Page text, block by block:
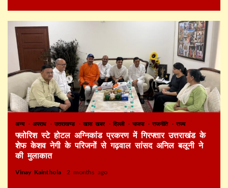
अन्य अपराध उत्तराखण्ड खास खबर दिल्ली भाजपा राजनीति राज्य
फ्लोरिश स्टे होटल अग्निकांड प्रकरण में गिरफ्तार उत्तराखंड के
शेफ केशव नेगी के परिजनों से गढ़वाल सांसद अनिल बलूनी ने
की मुलाकात
Vinay Kainthola 2 months ago